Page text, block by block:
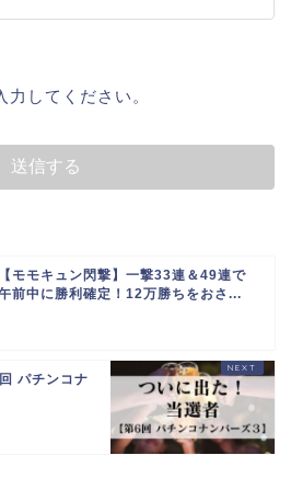
力してください。
【モモキュン閃撃】一撃33連＆49連で
前中に勝利確定！12万勝ちをおさ...
パチンコナ